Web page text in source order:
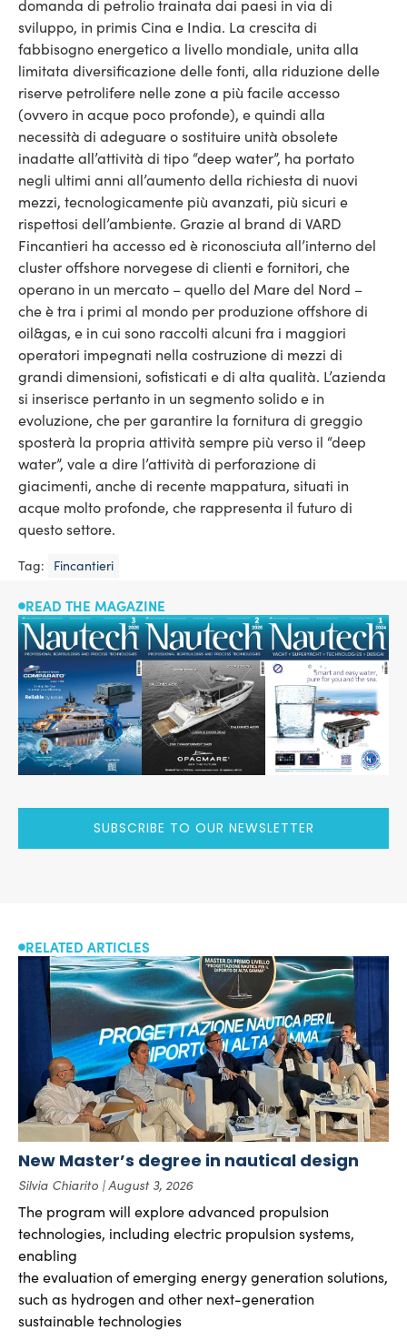
domanda di petrolio trainata dai paesi in via di
sviluppo, in primis Cina e India. La crescita di
fabbisogno energetico a livello mondiale, unita alla
limitata diversificazione delle fonti, alla riduzione delle
riserve petrolifere nelle zone a più facile accesso
(ovvero in acque poco profonde), e quindi alla
necessità di adeguare o sostituire unità obsolete
inadatte all’attività di tipo “deep water”, ha portato
negli ultimi anni all’aumento della richiesta di nuovi
mezzi, tecnologicamente più avanzati, più sicuri e
rispettosi dell’ambiente. Grazie al brand di VARD
Fincantieri ha accesso ed è riconosciuta all’interno del
cluster offshore norvegese di clienti e fornitori, che
operano in un mercato – quello del Mare del Nord –
che è tra i primi al mondo per produzione offshore di
oil&gas, e in cui sono raccolti alcuni fra i maggiori
operatori impegnati nella costruzione di mezzi di
grandi dimensioni, sofisticati e di alta qualità. L’azienda
si inserisce pertanto in un segmento solido e in
evoluzione, che per garantire la fornitura di greggio
sposterà la propria attività sempre più verso il “deep
water”, vale a dire l’attività di perforazione di
giacimenti, anche di recente mappatura, situati in
acque molto profonde, che rappresenta il futuro di
questo settore.
Tag: Fincantieri
READ THE MAGAZINE
SUBSCRIBE TO OUR NEWSLETTER
RELATED ARTICLES
New Master’s degree in nautical design
Silvia Chiarito August 3, 2026
The program will explore advanced propulsion
technologies, including electric propulsion systems,
enabling
the evaluation of emerging energy generation solutions,
such as hydrogen and other next-generation
sustainable technologies